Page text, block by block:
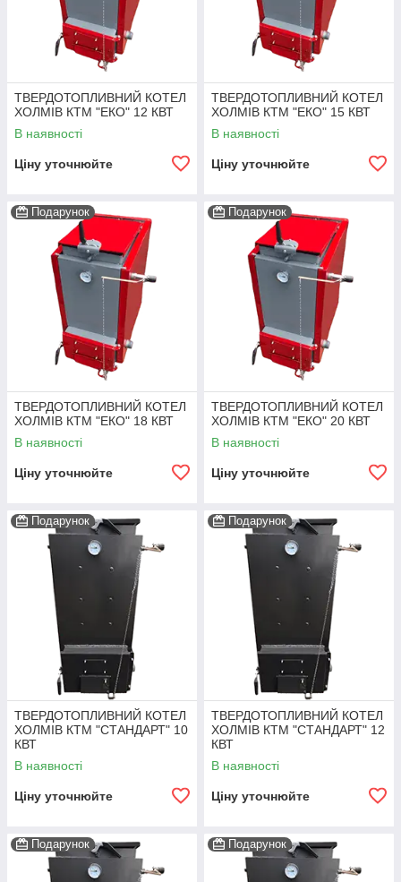
ТВЕРДОТОПЛИВНИЙ КОТЕЛ
ХОЛМІВ КТМ "ЕКО" 12 КВТ
В наявності
Ціну уточнюйте
ТВЕРДОТОПЛИВНИЙ КОТЕЛ
ХОЛМІВ КТМ "ЕКО" 15 КВТ
В наявності
Ціну уточнюйте
Подарунок
ТВЕРДОТОПЛИВНИЙ КОТЕЛ
ХОЛМІВ КТМ "ЕКО" 18 КВТ
В наявності
Ціну уточнюйте
Подарунок
ТВЕРДОТОПЛИВНИЙ КОТЕЛ
ХОЛМІВ КТМ "ЕКО" 20 КВТ
В наявності
Ціну уточнюйте
Подарунок
ТВЕРДОТОПЛИВНИЙ КОТЕЛ
ХОЛМІВ КТМ "СТАНДАРТ" 10
КВТ
В наявності
Ціну уточнюйте
Подарунок
ТВЕРДОТОПЛИВНИЙ КОТЕЛ
ХОЛМІВ КТМ "СТАНДАРТ" 12
КВТ
В наявності
Ціну уточнюйте
Подарунок Подарунок